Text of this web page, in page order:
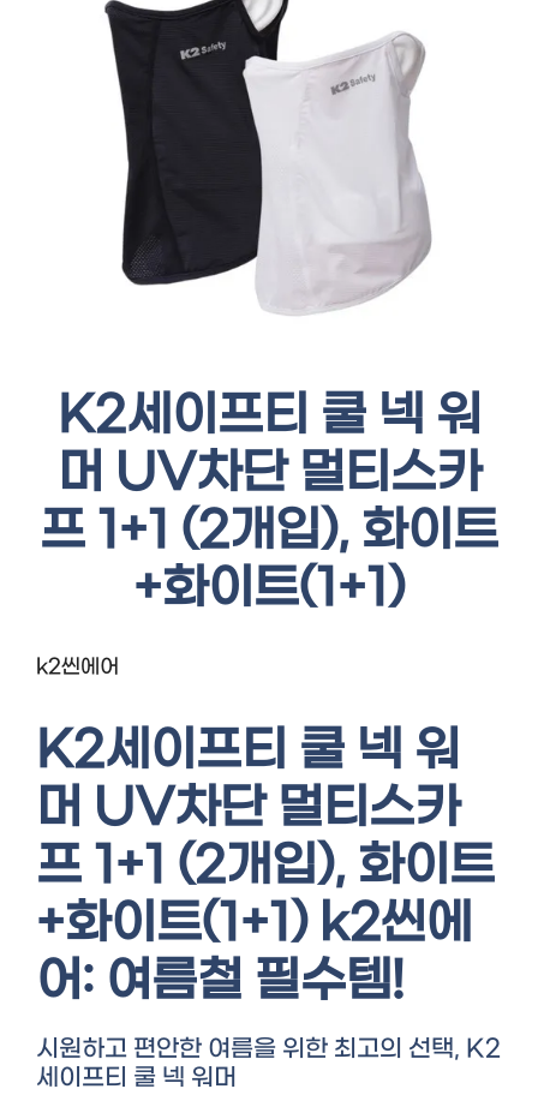
K2세이프티 쿨 넥 워
머 UV차단 멀티스카
프 1+1 (2개입), 화이트
+화이트(1+1)
k2씬에어
K2세이프티 쿨 넥 워
머 UV차단 멀티스카
프 1+1 (2개입), 화이트
+화이트(1+1) k2씬에
어: 여름철 필수템!
시원하고 편안한 여름을 위한 최고의 선택, K2
세이프티 쿨 넥 워머